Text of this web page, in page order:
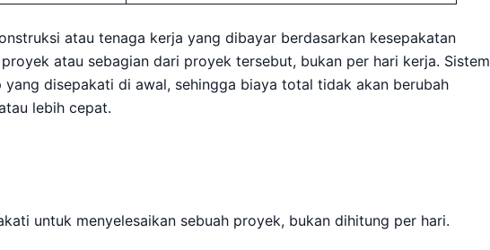
atau tenaga kerja yang dibayar berdasarkan kesepakatan
atau sebagian dari proyek tersebut, bukan per hari kerja. Sistem
disepakati di awal, sehingga biaya total tidak akan berubah
lebih cepat.
untuk menyelesaikan sebuah proyek, bukan dihitung per hari.